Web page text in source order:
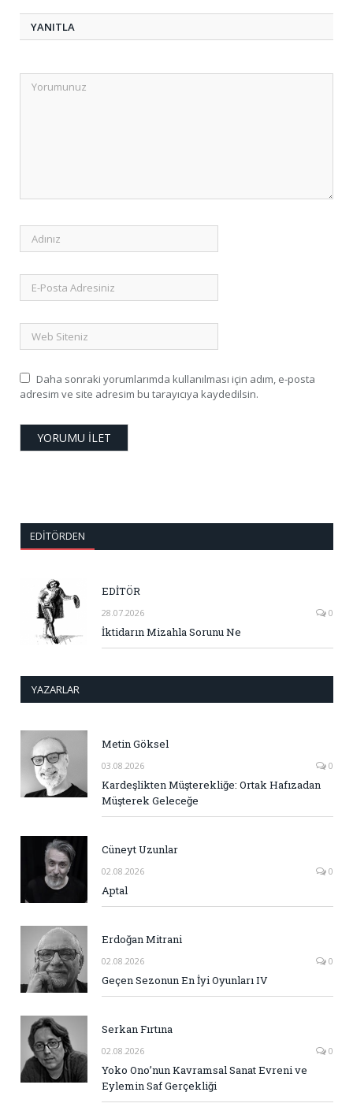
YANITLA
Daha sonraki yorumlarımda kullanılması için adım, e-posta
adresim ve site adresim bu tarayıcıya kaydedilsin.
EDITÖRDEN
EDİTÖR
28.07.2026 0
İktidarın Mizahla Sorunu Ne
YAZARLAR
Metin Göksel
03.08.2026 0
Kardeşlikten Müşterekliğe: Ortak Hafızadan
Müşterek Geleceğe
Cüneyt Uzunlar
02.08.2026 0
Aptal
Erdoğan Mitrani
02.08.2026 0
Geçen Sezonun En İyi Oyunları IV
Serkan Fırtına
02.08.2026 0
Yoko Ono’nun Kavramsal Sanat Evreni ve
Eylemin Saf Gerçekliği